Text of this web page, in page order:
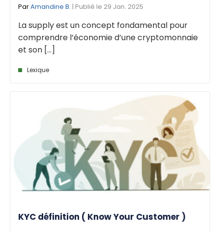
ParAmandine B. | Publié le 29 Jan. 2025
La supply est un concept fondamental pour
comprendre l’économie d’une cryptomonnaie
et son [...]
Lexique
KYC définition ( Know Your Customer )